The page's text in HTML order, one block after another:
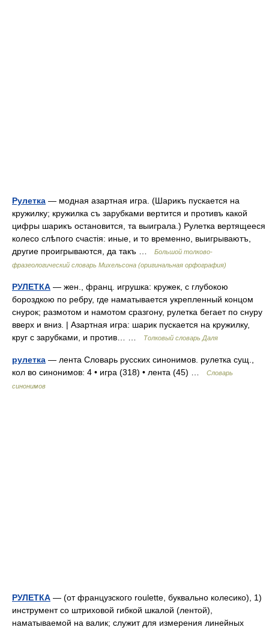
Рулетка — модная азартная игра. (Шарикъ пускается на
кружилку; кружилка съ зарубками вертится и противъ какой
цифры шарикъ остановится, та выиграла.) Рулетка вертящееся
колесо слѣпого счастія: иные, и то временно, выигрываютъ,
другие проигрываются, да такъ …
Большой толково-
фразеологический словарь Михельсона (оригинальная орфография)
РУЛЕТКА — жен., франц. игрушка: кружек, с глубокою
бороздкою по ребру, где наматывается укрепленный концом
снурок; размотом и намотом сразгону, рулетка бегает по снуру
вверх и вниз. | Азартная игра: шарик пускается на кружилку,
круг с зарубками, и против… …
Толковый словарь Даля
рулетка — лента Словарь русских синонимов. рулетка сущ.,
кол во синонимов: 4 • игра (318) • лента (45) …
Словарь
синонимов
РУЛЕТКА — (от французского roulette, буквально колесико), 1)
инструмент со штриховой гибкой шкалой (лентой),
наматываемой на валик; служит для измерения линейных